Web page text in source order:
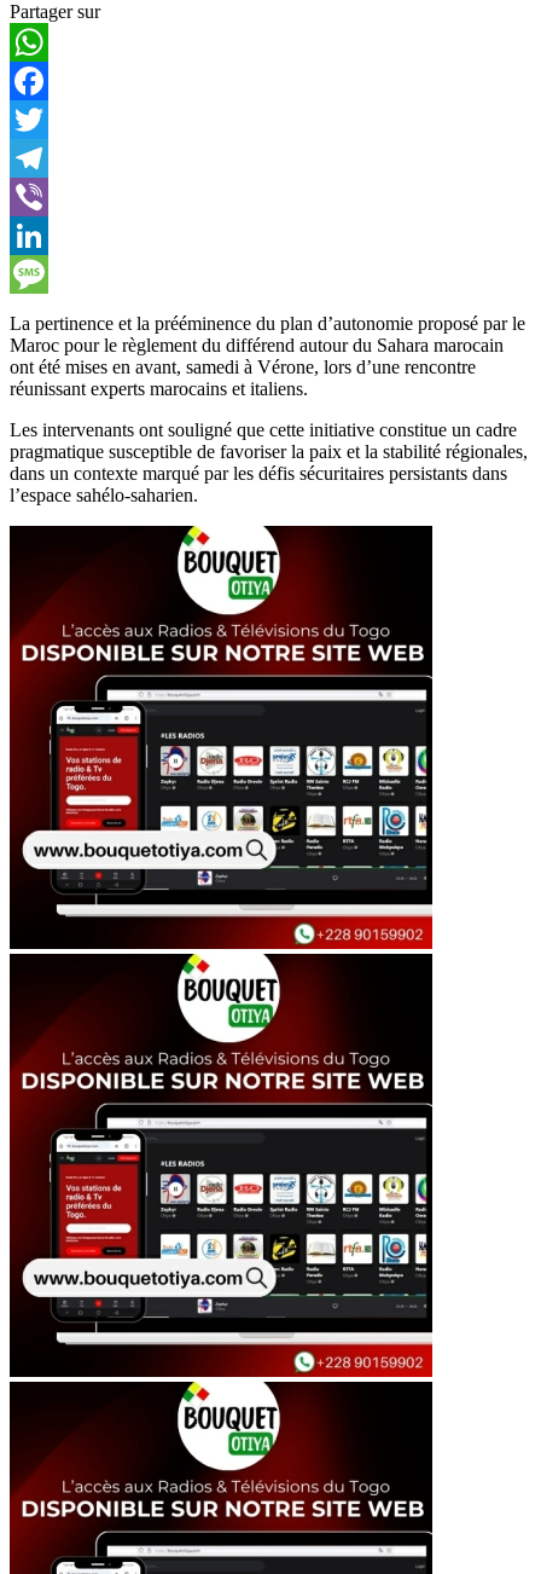
Partager sur
WhatsApp
Facebook
Twitter
Telegram
Viber
LinkedIn
Message
La pertinence et la prééminence du plan d’autonomie proposé par le
Maroc pour le règlement du différend autour du Sahara marocain
ont été mises en avant, samedi à Vérone, lors d’une rencontre
réunissant experts marocains et italiens.
Les intervenants ont souligné que cette initiative constitue un cadre
pragmatique susceptible de favoriser la paix et la stabilité régionales,
dans un contexte marqué par les défis sécuritaires persistants dans
l’espace sahélo-saharien.